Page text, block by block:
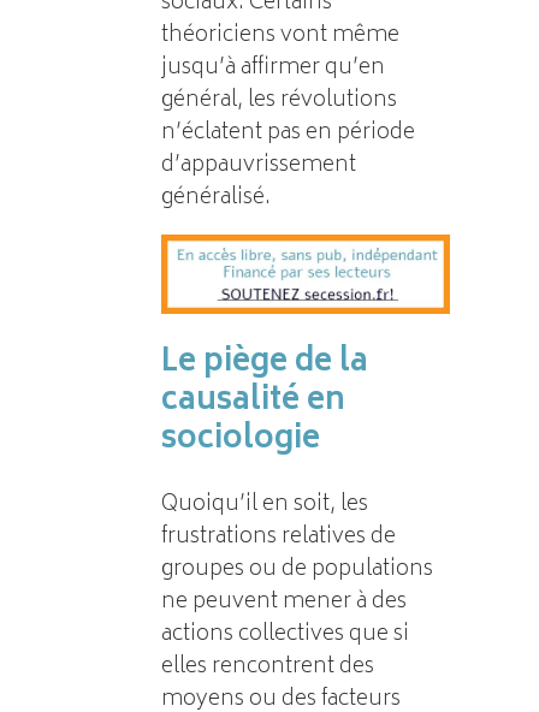
théoriciens vont même
jusqu’à affirmer qu’en
général, les révolutions
n’éclatent pas en période
d’appauvrissement
généralisé.
Le piège de la
causalité en
sociologie
Quoiqu’il en soit, les
frustrations relatives de
groupes ou de populations
ne peuvent mener à des
actions collectives que si
elles rencontrent des
moyens ou des facteurs